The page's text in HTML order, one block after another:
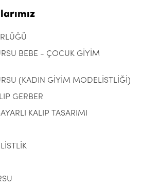
BEBE - ÇOCUK GİYİM
(KADIN GİYİM MODELİSTLİĞİ)
GERBER
KALIP TASARIMI